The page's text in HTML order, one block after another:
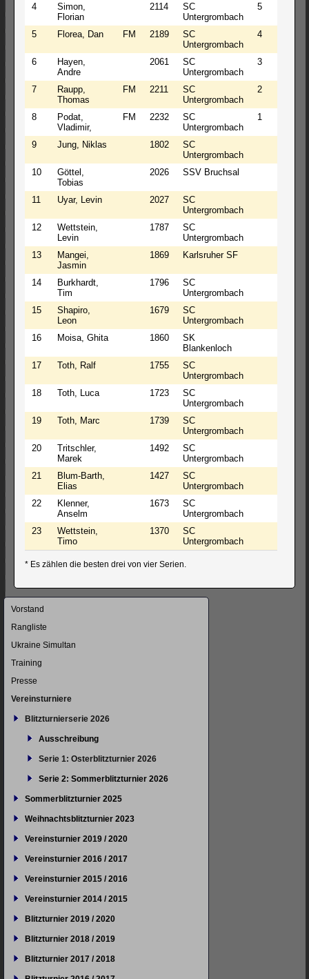
4
Simon,
Florian
2114
SC
Untergrombach
5
5 Florea, Dan FM 2189
SC
Untergrombach
4
6
Hayen,
Andre
2061
SC
Untergrombach
3
7
Raupp,
Thomas
FM 2211
SC
Untergrombach
2
8
Podat,
Vladimir,
FM 2232
SC
Untergrombach
1
9 Jung, Niklas 1802
SC
Untergrombach
10
Göttel,
Tobias
2026 SSV Bruchsal
11 Uyar, Levin 2027
SC
Untergrombach
12
Wettstein,
Levin
1787
SC
Untergrombach
13
Mangei,
Jasmin
1869 Karlsruher SF
14
Burkhardt,
Tim
1796
SC
Untergrombach
15
Shapiro,
Leon
1679
SC
Untergrombach
16
Moisa, Ghita 1860
SK
Blankenloch
17
Toth, Ralf 1755
SC
Untergrombach
18
Toth, Luca 1723
SC
Untergrombach
19
Toth, Marc 1739
SC
Untergrombach
20
Tritschler,
Marek
1492
SC
Untergrombach
21
Blum-Barth,
Elias
1427
SC
Untergrombach
22
Klenner,
Anselm
1673
SC
Untergrombach
23
Wettstein,
Timo
1370
SC
Untergrombach
* Es zählen die besten drei von vier Serien.
Navigation
Vorstand
Rangliste
Ukraine Simultan
Training
Presse
Vereinsturniere
Blitzturnierserie 2026
Ausschreibung
Serie 1: Osterblitzturnier 2026
Serie 2: Sommerblitzturnier 2026
Sommerblitzturnier 2025
Weihnachtsblitzturnier 2023
Vereinsturnier 2019 / 2020
Vereinsturnier 2016 / 2017
Vereinsturnier 2015 / 2016
Vereinsturnier 2014 / 2015
Blitzturnier 2019 / 2020
Blitzturnier 2018 / 2019
Blitzturnier 2017 / 2018